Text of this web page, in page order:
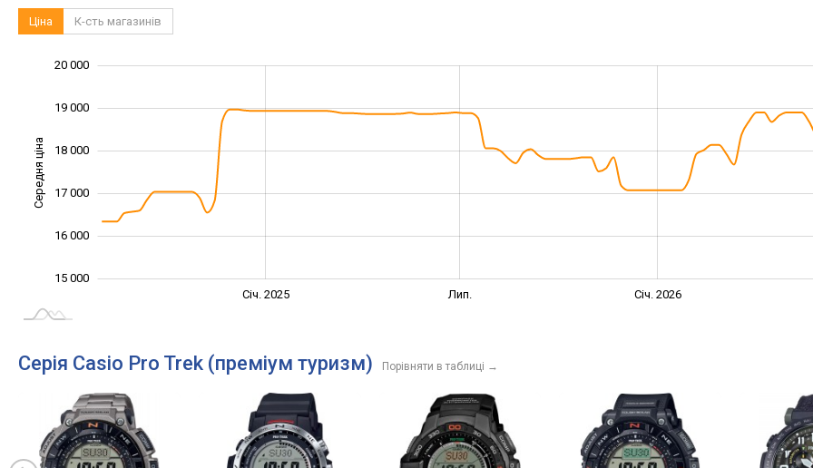
Ціна К-сть магазинів
Середня ціна
15 000
16 000
17 000
18 000
19 000
20 000
Січ. 2025 Лип. Січ. 2026
Серія Casio Pro Trek (преміум туризм) Порівняти в таблиці →